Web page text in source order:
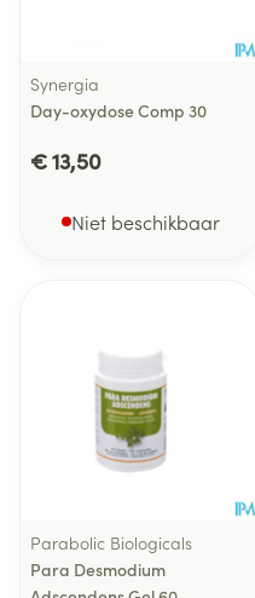
Synergia
Day-oxydose Comp 30
€ 13,50
Niet beschikbaar
Parabolic Biologicals
Para Desmodium